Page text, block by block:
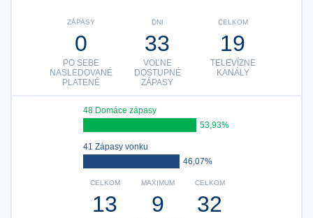
CELKOM
19
TELEVÍZNE
KANÁLY
DNI
33
VOĽNE
DOSTUPNÉ
ZÁPASY
ZÁPASY
0
PO SEBE
NASLEDOVANÉ
PLATENÉ
48 Domáce zápasy
53,93%
41 Zápasy vonku
46,07%
CELKOM
32
MAXIMUM
9
CELKOM
13